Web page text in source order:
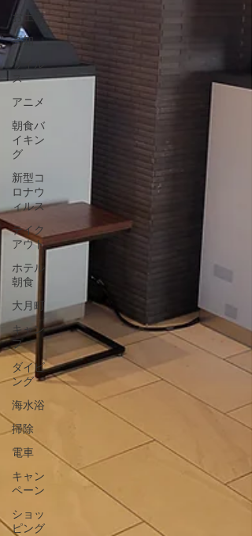
お土産
高知
ウイル
ス
アニメ
朝食バ
イキン
グ
新型コ
ロナウ
ィルス
テイク
アウト
ホテル
朝食
大月町
キャン
プ
ダイビ
ング
海水浴
掃除
電車
キャン
ペーン
ショッ
ピング